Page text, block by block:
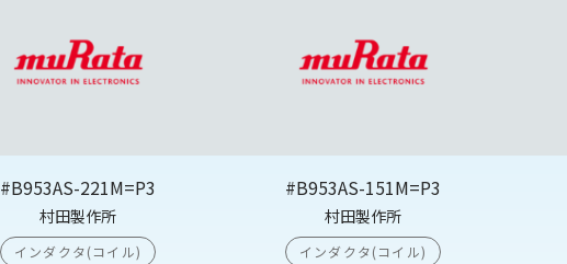
#B953AS-221M=P3
村田製作所
インダクタ(コイル)
#B953AS-151M=P3
村田製作所
インダクタ(コイル)